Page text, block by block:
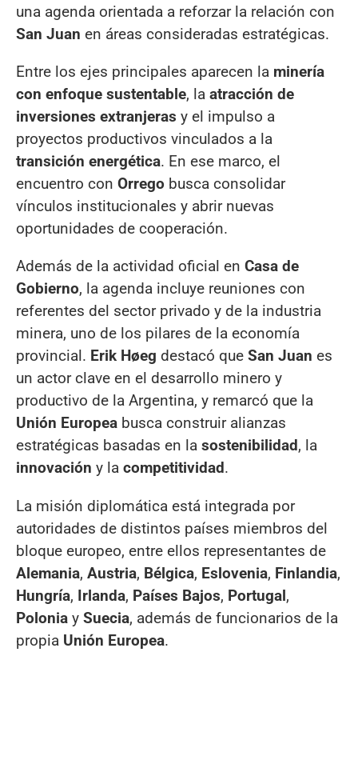
una agenda orientada a reforzar la relación con
San Juan en áreas consideradas estratégicas.
Entre los ejes principales aparecen la minería
con enfoque sustentable, la atracción de
inversiones extranjeras y el impulso a
proyectos productivos vinculados a la
transición energética. En ese marco, el
encuentro con Orrego busca consolidar
vínculos institucionales y abrir nuevas
oportunidades de cooperación.
Además de la actividad oficial en Casa de
Gobierno, la agenda incluye reuniones con
referentes del sector privado y de la industria
minera, uno de los pilares de la economía
provincial. Erik Høeg destacó que San Juan es
un actor clave en el desarrollo minero y
productivo de la Argentina, y remarcó que la
Unión Europea busca construir alianzas
estratégicas basadas en la sostenibilidad, la
innovación y la competitividad.
La misión diplomática está integrada por
autoridades de distintos países miembros del
bloque europeo, entre ellos representantes de
Alemania, Austria, Bélgica, Eslovenia, Finlandia,
Hungría, Irlanda, Países Bajos, Portugal,
Polonia y Suecia, además de funcionarios de la
propia Unión Europea.